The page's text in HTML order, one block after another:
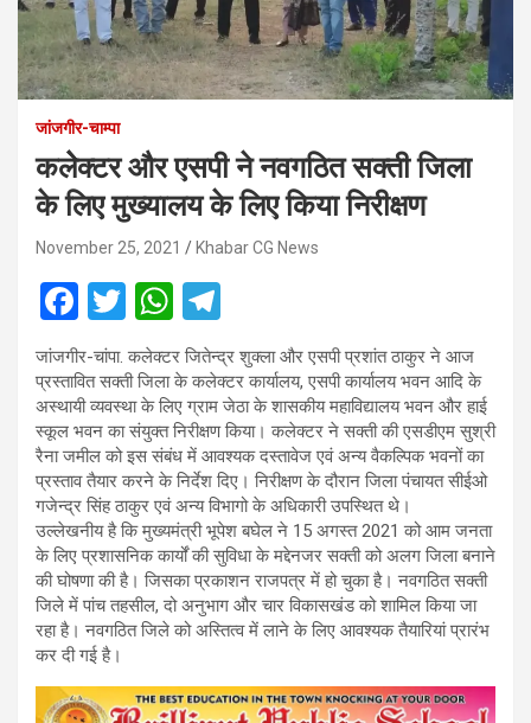
जांजगीर-चाम्पा
कलेेक्टर और एसपी ने नवगठित सक्ती जिला
के लिए मुख्यालय के लिए किया निरीक्षण
November 25, 2021 Khabar CG News
F
a
ce
b
o
o
k
T
wi
tt
er
W
h
at
s
A
p
p
el
e
gr
a
m
जांजगीर-चांपा. कलेक्टर जितेन्द्र शुक्ला और एसपी प्रशांत ठाकुर ने आज
प्रस्तावित सक्ती जिला के कलेक्टर कार्यालय, एसपी कार्यालय भवन आदि के
अस्थायी व्यवस्था के लिए ग्राम जेठा के शासकीय महाविद्यालय भवन और हाई
स्कूल भवन का संयुक्त निरीक्षण किया। कलेक्टर ने सक्ती की एसडीएम सुश्री
रैना जमील को इस संबंध में आवश्यक दस्तावेज एवं अन्य वैकल्पिक भवनों का
प्रस्ताव तैयार करने के निर्देश दिए। निरीक्षण के दौरान जिला पंचायत सीईओ
गजेन्द्र सिंह ठाकुर एवं अन्य विभागो के अधिकारी उपस्थित थे।
उल्लेखनीय है कि मुख्यमंत्री भूपेश बघेल ने 15 अगस्त 2021 को आम जनता
के लिए प्रशासनिक कार्यों की सुविधा के मद्देनजर सक्ती को अलग जिला बनाने
की घोषणा की है। जिसका प्रकाशन राजपत्र में हो चुका है। नवगठित सक्ती
जिले में पांच तहसील, दो अनुभाग और चार विकासखंड को शामिल किया जा
रहा है। नवगठित जिले को अस्तित्व में लाने के लिए आवश्यक तैयारियां प्रारंभ
कर दी गई है।